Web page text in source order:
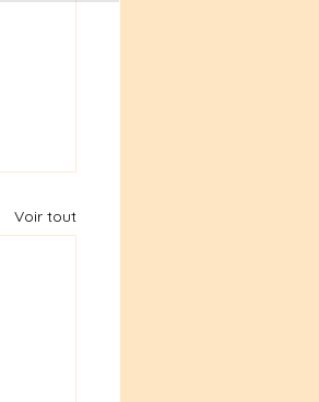
Voir tout